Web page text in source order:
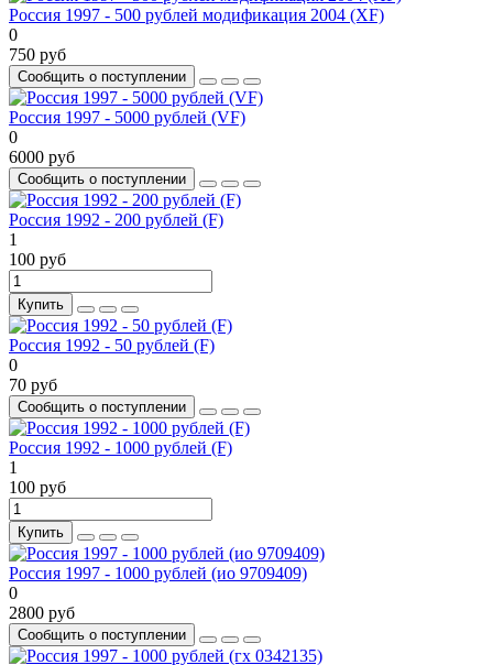
Россия 1997 - 500 рублей модификация 2004 (XF)
0
750 руб
Сообщить о поступлении
Россия 1997 - 5000 рублей (VF)
0
6000 руб
Сообщить о поступлении
Россия 1992 - 200 рублей (F)
1
100 руб
Купить
Россия 1992 - 50 рублей (F)
0
70 руб
Сообщить о поступлении
Россия 1992 - 1000 рублей (F)
1
100 руб
Купить
Россия 1997 - 1000 рублей (ио 9709409)
0
2800 руб
Сообщить о поступлении